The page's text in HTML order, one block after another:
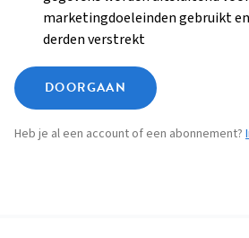
marketingdoeleinden gebruikt
derden verstrekt
DOORGAAN
Heb je al een account of een abonnement?